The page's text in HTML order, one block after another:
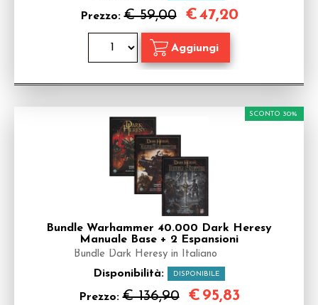
Prezzo:€ 59,00 €47,20
Bundle Warhammer 40.000 Dark Heresy
Manuale Base + 2 Espansioni
Bundle Dark Heresy in Italiano
Disponibilità: DISPONIBILE
Prezzo:€ 136,90
SCONTO 30%
€ 95,83